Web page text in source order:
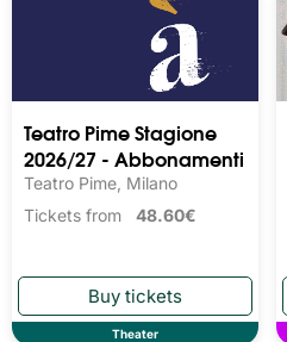
Teatro Pime Stagione
2026/27 - Abbonamenti
Teatro Pime, Milano
Tickets from 48.60€
Theater